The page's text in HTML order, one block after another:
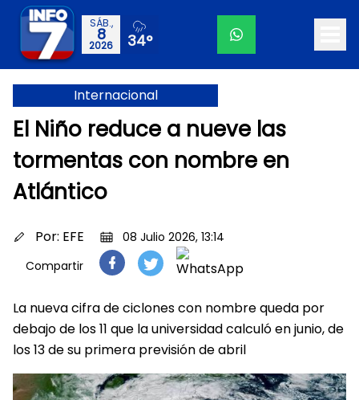
SÁB.,
8
2026 34°
Internacional
El Niño reduce a nueve las
tormentas con nombre en
Atlántico
Por: EFE
08 Julio 2026, 13:14
Compartir
La nueva cifra de ciclones con nombre queda por
debajo de los 11 que la universidad calculó en junio, de
los 13 de su primera previsión de abril